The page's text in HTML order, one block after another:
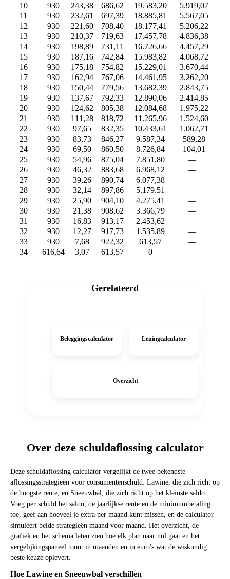
10
930 243,38 686,62 19.583,20 5.919,07
11
930 232,61 697,39 18.885,81 5.567,05
12
930 221,60 708,40 18.177,41 5.206,22
13
930 210,37 719,63 17.457,78 4.836,38
14
930 198,89 731,11 16.726,66 4.457,29
15
930 187,16 742,84 15.983,82 4.068,72
16
930 175,18 754,82 15.229,01 3.670,44
17
930 162,94 767,06 14.461,95 3.262,20
18
930 150,44 779,56 13.682,39 2.843,75
19
930 137,67 792,33 12.890,06 2.414,85
20
930 124,62 805,38 12.084,68 1.975,22
21
930 111,28 818,72 11.265,96 1.524,60
22
930 97,65 832,35 10.433,61 1.062,71
23
930 83,73 846,27 9.587,34 589,28
24
930 69,50 860,50 8.726,84 104,01
25
930 54,96 875,04 7.851,80 —
26
930 46,32 883,68 6.968,12 —
27
930 39,26 890,74 6.077,38 —
28
930 32,14 897,86 5.179,51 —
29
930 25,90 904,10 4.275,41 —
30
930 21,38 908,62 3.366,79 —
31
930 16,83 913,17 2.453,62 —
32
930 12,27 917,73 1.535,89 —
33
930 7,68 922,32 613,57 —
34
616,64 3,07 613,57 0 —
Gerelateerd
Beleggingscalculator Leningcalculator
Overzicht
Over deze schuldaflossing calculator
Deze schuldaflossing calculator vergelijkt de twee bekendste
aflossingsstrategieën voor consumentenschuld: Lawine, die zich richt op
de hoogste rente, en Sneeuwbal, die zich richt op het kleinste saldo.
Voeg per schuld het saldo, de jaarlijkse rente en de minimumbetaling
toe, geef aan hoeveel je extra per maand kunt missen, en de calculator
simuleert beide strategieën maand voor maand. Het overzicht, de
grafiek en het schema laten zien hoe elk plan naar nul gaat en het
vergelijkingspaneel toont in maanden en in euro's wat de wiskundig
beste keuze oplevert.
Hoe Lawine en Sneeuwbal verschillen